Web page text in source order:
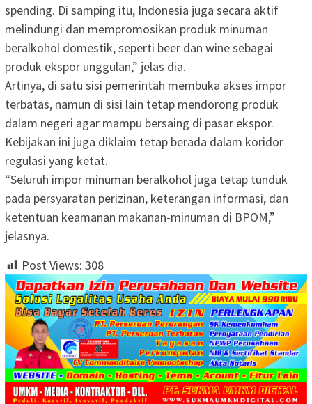
spending. Di samping itu, Indonesia juga secara aktif
melindungi dan mempromosikan produk minuman
beralkohol domestik, seperti beer dan wine sebagai
produk ekspor unggulan,” jelas dia.
Artinya, di satu sisi pemerintah membuka akses impor
terbatas, namun di sisi lain tetap mendorong produk
dalam negeri agar mampu bersaing di pasar ekspor.
Kebijakan ini juga diklaim tetap berada dalam koridor
regulasi yang ketat.
“Seluruh impor minuman beralkohol juga tetap tunduk
pada persyaratan perizinan, keterangan informasi, dan
ketentuan keamanan makanan-minuman di BPOM,”
jelasnya.
Post Views: 308